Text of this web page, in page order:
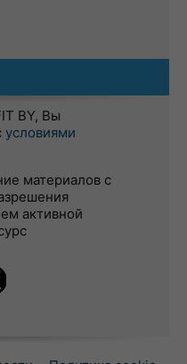
BY, Вы
условиями
материалов с
активной